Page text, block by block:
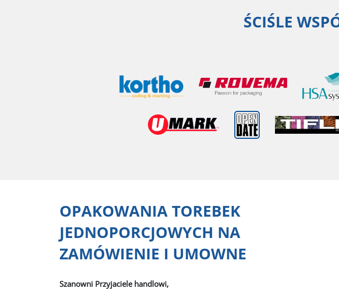
ŚCIŚLE
OPAKOWANIA TOREBEK
JEDNOPORCJOWYCH NA
ZAMÓWIENIE I UMOWNE
Szanowni Przyjaciele handlowi,